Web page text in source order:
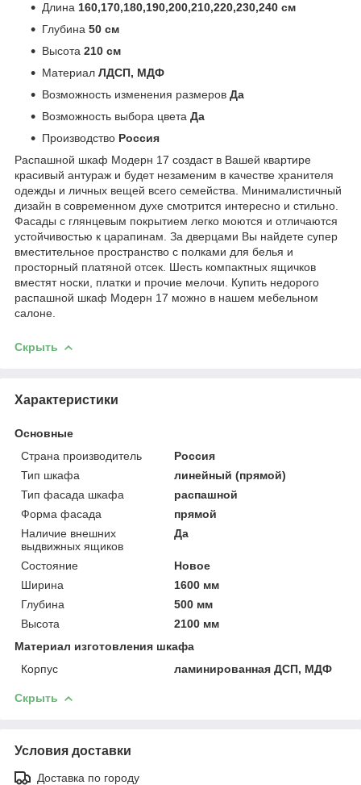
Длина 160,170,180,190,200,210,220,230,240 см
Глубина 50 см
Высота 210 см
Материал ЛДСП, МДФ
Возможность изменения размеров Да
Возможность выбора цвета Да
Производство Россия
Распашной шкаф Модерн 17 создаст в Вашей квартире
красивый антураж и будет незаменим в качестве хранителя
одежды и личных вещей всего семейства. Минималистичный
дизайн в современном духе смотрится интересно и стильно.
Фасады с глянцевым покрытием легко моются и отличаются
устойчивостью к царапинам. За дверцами Вы найдете супер
вместительное пространство с полками для белья и
просторный платяной отсек. Шесть компактных ящичков
вместят носки, платки и прочие мелочи. Купить недорого
распашной шкаф Модерн 17 можно в нашем мебельном
салоне.
Скрыть
Характеристики
Основные
Страна производитель
Россия
Тип шкафа
линейный (прямой)
Тип фасада шкафа
распашной
Форма фасада
прямой
Наличие внешних
выдвижных ящиков
Да
Состояние
Новое
Ширина
1600 мм
Глубина
500 мм
Высота
2100 мм
Материал изготовления шкафа
Корпус
ламинированная ДСП, МДФ
Скрыть
Условия доставки
Доставка по городу